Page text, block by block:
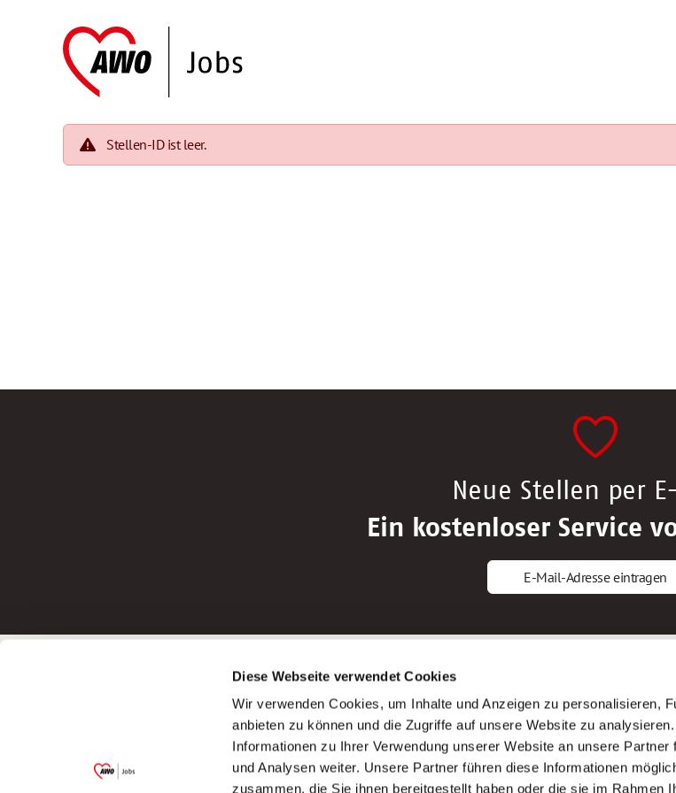
Diese Webseite verwendet Cookies
Wir verwenden Cookies, um Inhalte und Anzeigen zu personalisieren,
anbieten zu können und die Zugriffe auf unsere Website zu
Informationen zu Ihrer Verwendung unserer Website an unsere
und Analysen weiter. Unsere Partner führen diese Informationen
zusammen, die Sie ihnen bereitgestellt haben oder die sie im Rahmen
Stellen-ID ist leer.
Neue Stellen per
Ein kostenloser Service
E-Mail-Adresse eintragen
Garitz Bewirtschaftungsbetriebe GmbH
(Ein Tochterunternehmen des AWO
Bezirksverbandes Unterfranken e.V.)
Bewerbungstipps
Bewerbung als Altenpfleger*in
Bewerbung als Krankenpfleger*in
Bewerbung als Altenpflegehelfer*in
Bewerbung als Erzieher*in
AWO
Sitemap
Impressum
Datenschutz